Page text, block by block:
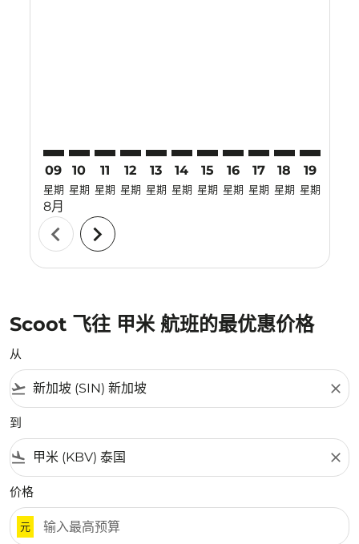
09
星期
8月
10
星期
11
星期
12
星期
13
星期
14
星期
15
星期
16
星期
17
星期
18
星期
19
星期
chevron_left chevron_right
Scoot 飞往 甲米 航班的最优惠价格
从
flight_takeoff close
到
flight_land close
价格
元